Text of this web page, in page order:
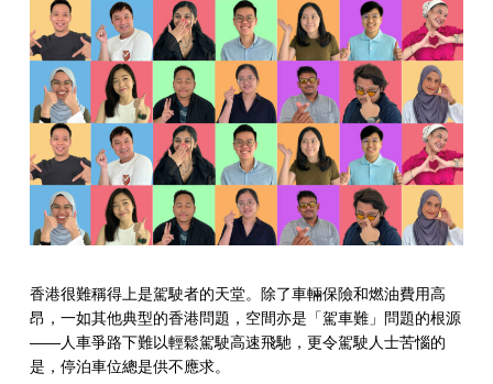
k
I
t
：
與
香
駛
向
香港很難稱得上是駕駛者的天堂。除了車輛保險和燃油費用高
昂，一如其他典型的香港問題，空間亦是「駕車難」問題的根源
——人車爭路下難以輕鬆駕駛高速飛馳，更令駕駛人士苦惱的
是，停泊車位總是供不應求。